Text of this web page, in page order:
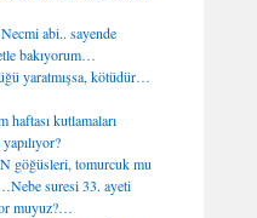
abi.. sayende
bakıyorum…
yaratmışsa, kötüdür…
haftası kutlamaları
göğüsleri, tomurcuk mu
suresi 33. ayeti
muyuz?…